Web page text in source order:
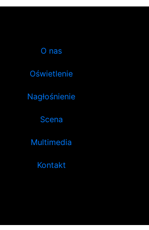
O nas
Oświetlenie
Nagłośnienie
Scena
Multimedia
Kontakt